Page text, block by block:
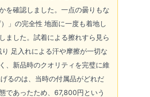
を確認しました。一点の曇りもな
」の完全性 地面に一度も着地し
ました。試着による擦れすら見ら
足入れによる汗や摩擦が一切な
、新品時のクオリティを完璧に維
るのは、当時の付属品がどれだ
であったため、67,800円という